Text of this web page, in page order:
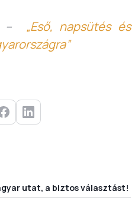
– „Eső, napsütés és
utat, a biztos választást!